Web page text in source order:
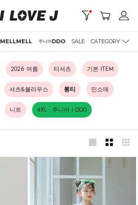
MELLMELL 주니어DDO SALE CATEGORY
2026 여름 티셔츠 기본 ITEM
셔츠&블라우스 롱티 민소매
니트 4XL · 주니어 I DDO